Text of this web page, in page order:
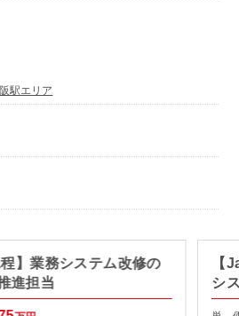
駅エリア
】業務システム改修の
進担当
【
シ